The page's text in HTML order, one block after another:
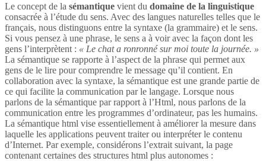
Le concept de la sémantique vient du domaine de la linguistique
consacrée à l’étude du sens. Avec des langues naturelles telles que le
français, nous distinguons entre la syntaxe (la grammaire) et le sens.
Si vous pensez à une phrase, le sens a à voir avec la façon dont les
gens l’interprètent : « Le chat a ronronné sur moi toute la journée. »
La sémantique se rapporte à l’aspect de la phrase qui permet aux
gens de le lire pour comprendre le message qu’il contient. En
collaboration avec la syntaxe, la sémantique est une grande partie de
ce qui facilite la communication par le langage. Lorsque nous
parlons de la sémantique par rapport à l’Html, nous parlons de la
communication entre les programmes d’ordinateur, pas les humains.
La sémantique html vise essentiellement à améliorer la mesure dans
laquelle les applications peuvent traiter ou interpréter le contenu
d’Internet. Par exemple, considérons l’extrait suivant, la page
contenant certaines des structures html plus autonomes :